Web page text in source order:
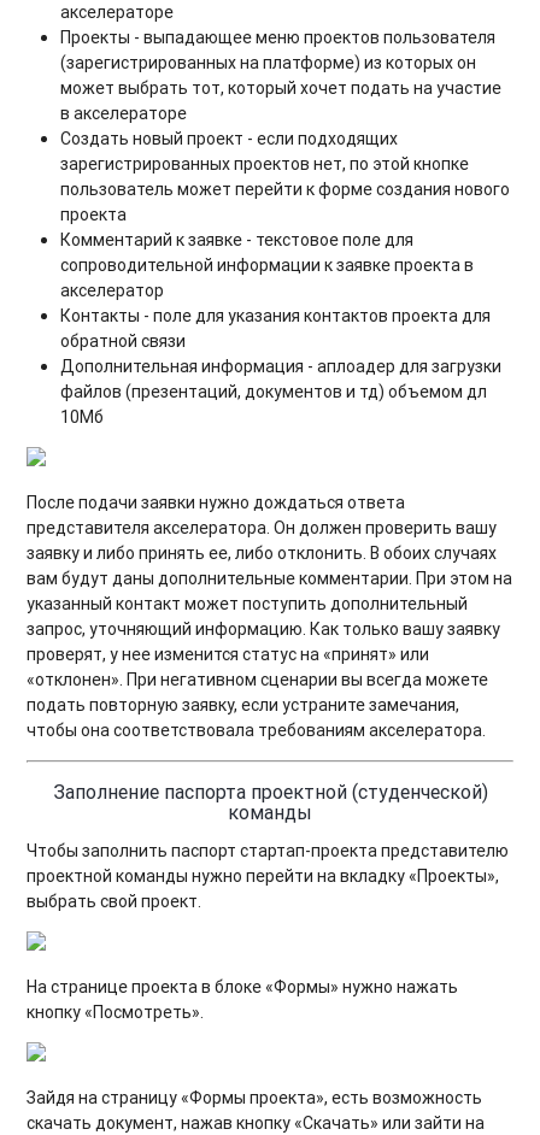
акселераторе
Проекты - выпадающее меню проектов пользователя
(зарегистрированных на платформе) из которых он
может выбрать тот, который хочет подать на участие
в акселераторе
Создать новый проект - если подходящих
зарегистрированных проектов нет, по этой кнопке
пользователь может перейти к форме создания нового
проекта
Комментарий к заявке - текстовое поле для
сопроводительной информации к заявке проекта в
акселератор
Контакты - поле для указания контактов проекта для
обратной связи
Дополнительная информация - аплоадер для загрузки
файлов (презентаций, документов и тд) объемом дл
10Мб
После подачи заявки нужно дождаться ответа
представителя акселератора. Он должен проверить вашу
заявку и либо принять ее, либо отклонить. В обоих случаях
вам будут даны дополнительные комментарии. При этом на
указанный контакт может поступить дополнительный
запрос, уточняющий информацию. Как только вашу заявку
проверят, у нее изменится статус на «принят» или
«отклонен». При негативном сценарии вы всегда можете
подать повторную заявку, если устраните замечания,
чтобы она соответствовала требованиям акселератора.
Заполнение паспорта проектной (студенческой)
команды
Чтобы заполнить паспорт стартап-проекта представителю
проектной команды нужно перейти на вкладку «Проекты»,
выбрать свой проект.
На странице проекта в блоке «Формы» нужно нажать
кнопку «Посмотреть».
Зайдя на страницу «Формы проекта», есть возможность
скачать документ, нажав кнопку «Скачать» или зайти на